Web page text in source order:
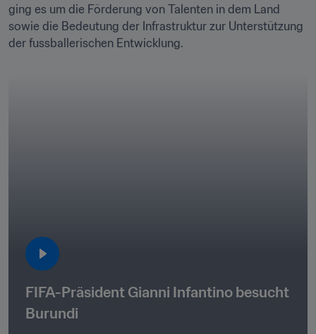
ging es um die Förderung von Talenten in dem Land
sowie die Bedeutung der Infrastruktur zur Unterstützung
der fussballerischen Entwicklung.
FIFA-Präsident Gianni Infantino besucht
Burundi